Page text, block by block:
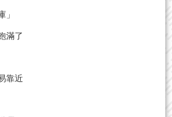
」
滿了
靠近